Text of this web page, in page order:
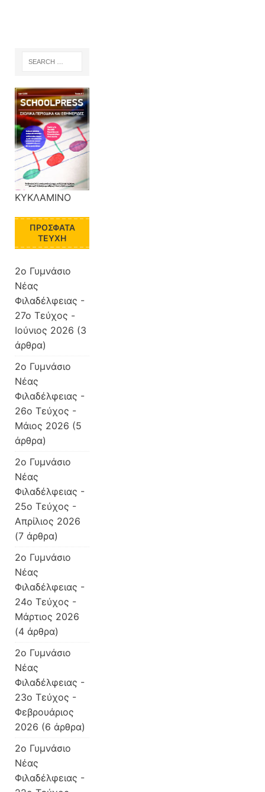
ΚΥΚΛΑΜΙΝΟ
ΠΡΌΣΦΑΤΑ
ΤΕΎΧΗ
2o Γυμνάσιο
Νέας
Φιλαδέλφειας -
27ο Τεύχος -
Ιούνιος 2026 (3
άρθρα)
2o Γυμνάσιο
Νέας
Φιλαδέλφειας -
26ο Τεύχος -
Μάιος 2026 (5
άρθρα)
2o Γυμνάσιο
Νέας
Φιλαδέλφειας -
25ο Τεύχος -
Απρίλιος 2026
(7 άρθρα)
2o Γυμνάσιο
Νέας
Φιλαδέλφειας -
24ο Τεύχος -
Μάρτιος 2026
(4 άρθρα)
2o Γυμνάσιο
Νέας
Φιλαδέλφειας -
23ο Τεύχος -
Φεβρουάριος
2026 (6 άρθρα)
2o Γυμνάσιο
Νέας
Φιλαδέλφειας -